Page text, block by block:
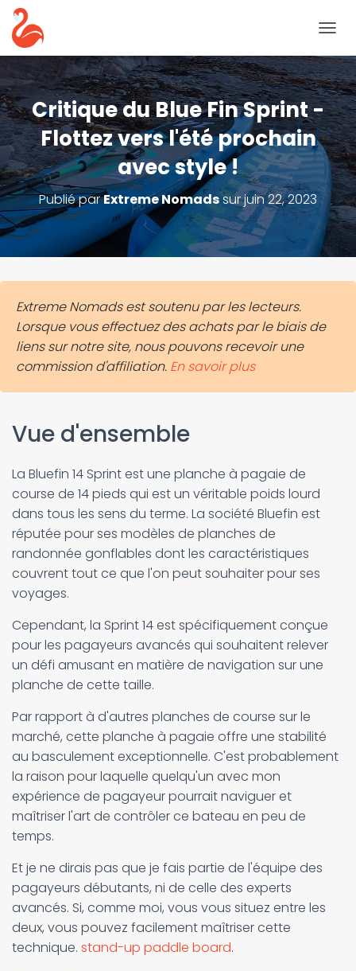
A
S
C
U
L
E
R
L
A
A
V
I
T
Critique du Blue Fin Sprint -
Flottez vers l'été prochain
avec style !
Publié parExtreme Nomadssurjuin 22, 2023
Extreme Nomads est soutenu par les lecteurs.
Lorsque vous effectuez des achats par le biais de
liens sur notre site, nous pouvons recevoir une
commission d'affiliation. En savoir plus
Vue d'ensemble
La Bluefin 14 Sprint est une planche à pagaie de
course de 14 pieds qui est un véritable poids lourd
dans tous les sens du terme. La société Bluefin est
réputée pour ses modèles de planches de
randonnée gonflables dont les caractéristiques
couvrent tout ce que l'on peut souhaiter pour ses
voyages.
Cependant, la Sprint 14 est spécifiquement conçue
pour les pagayeurs avancés qui souhaitent relever
un défi amusant en matière de navigation sur une
planche de cette taille.
Par rapport à d'autres planches de course sur le
marché, cette planche à pagaie offre une stabilité
au basculement exceptionnelle. C'est probablement
la raison pour laquelle quelqu'un avec mon
expérience de pagayeur pourrait naviguer et
maîtriser l'art de contrôler ce bateau en peu de
temps.
Et je ne dirais pas que je fais partie de l'équipe des
pagayeurs débutants, ni de celle des experts
avancés. Si, comme moi, vous vous situez entre les
deux, vous pouvez facilement maîtriser cette
technique. stand-up paddle board.